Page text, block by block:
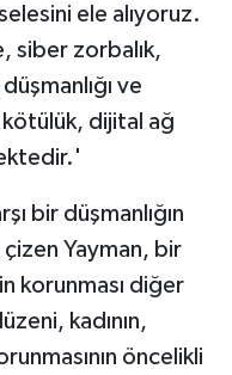
ele alıyoruz.
siber zorbalık,
ve
kötülük, dijital ağ
bir düşmanlığın
çizen Yayman, bir
korunması diğer
kadının,
öncelikli